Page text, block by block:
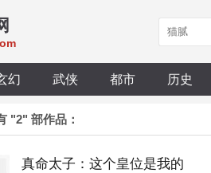
幻 武侠 都市 历史
"2" 部作品：
真命太子：这个皇位是我的